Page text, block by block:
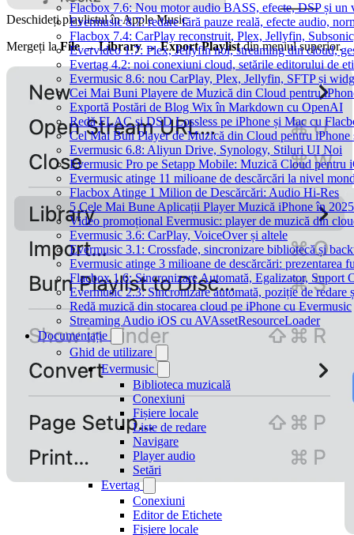
Flacbox 7.6: Nou motor audio BASS, efecte, DSP și un
Evermusic 8.7: redare fără pauze reală, efecte audio,
Flacbox 7.4: CarPlay reconstruit, Plex, Jellyfin,
Evervideo 1.7: Plex, Jellyfin noi, streaming din cloud,
Evertag 4.2: noi conexiuni cloud, setările editorului de
Evermusic 8.6: nou CarPlay, Plex, Jellyfin, SFTP și
Cei Mai Buni Playere de Muzică din Cloud pentru
Exportă Postări de Blog Wix în Markdown cu OpenAI
Redă FLAC și DSD Lossless pe iPhone și Mac cu
Cel Mai Bun Player de Muzică din Cloud pentru iPhone
Evermusic 6.8: Aliyun Drive, Synology, Stiluri UI Noi
Evermusic Pro pe Setapp Mobile: Muzică Cloud pentru
Evermusic atinge 11 milioane de descărcări la nivel
Flacbox Atinge 1 Milion de Descărcări: Audio Hi-Res
5 Cele Mai Bune Aplicații Player Muzică iPhone în 2025
Video promoțional Evermusic: player de muzică din
Evermusic 3.6: CarPlay, VoiceOver și altele
Evermusic 3.1: Crossfade, sincronizare bibliotecă și
Evermusic atinge 3 milioane de descărcări: prezentarea
Flacbox 1.6: Sincronizare Automată, Egalizator, Suport
Evermusic 2.3: Sincronizare automată, poziție de redare
Redă muzică din stocarea cloud pe iPhone cu Evermusic
Streaming Audio iOS cu AVAssetResourceLoader
Documentație
Ghid de utilizare
Evermusic
Biblioteca muzicală
Conexiuni
Fișiere locale
Liste de redare
Navigare
Player audio
Setări
Evertag
Conexiuni
Editor de Etichete
Fișiere locale
Deschideți playlistul în Apple Music
Mergeți laFile → Library → Export Playlistdin meniul superior.